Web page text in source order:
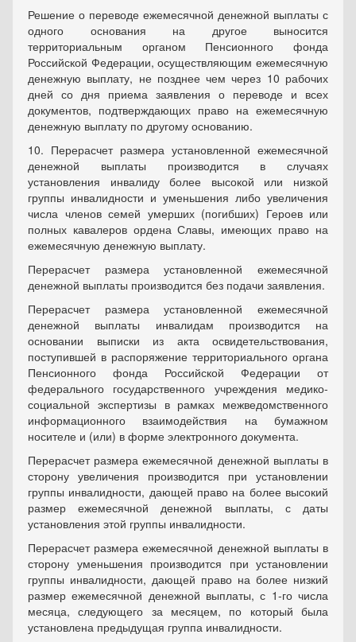
Решение о переводе ежемесячной денежной выплаты с
одного основания на другое выносится
территориальным органом Пенсионного фонда
Российской Федерации, осуществляющим ежемесячную
денежную выплату, не позднее чем через 10 рабочих
дней со дня приема заявления о переводе и всех
документов, подтверждающих право на ежемесячную
денежную выплату по другому основанию.
10. Перерасчет размера установленной ежемесячной
денежной выплаты производится в случаях
установления инвалиду более высокой или низкой
группы инвалидности и уменьшения либо увеличения
числа членов семей умерших (погибших) Героев или
полных кавалеров ордена Славы, имеющих право на
ежемесячную денежную выплату.
Перерасчет размера установленной ежемесячной
денежной выплаты производится без подачи заявления.
Перерасчет размера установленной ежемесячной
денежной выплаты инвалидам производится на
основании выписки из акта освидетельствования,
поступившей в распоряжение территориального органа
Пенсионного фонда Российской Федерации от
федерального государственного учреждения медико-
социальной экспертизы в рамках межведомственного
информационного взаимодействия на бумажном
носителе и (или) в форме электронного документа.
Перерасчет размера ежемесячной денежной выплаты в
сторону увеличения производится при установлении
группы инвалидности, дающей право на более высокий
размер ежемесячной денежной выплаты, с даты
установления этой группы инвалидности.
Перерасчет размера ежемесячной денежной выплаты в
сторону уменьшения производится при установлении
группы инвалидности, дающей право на более низкий
размер ежемесячной денежной выплаты, с 1-го числа
месяца, следующего за месяцем, по который была
установлена предыдущая группа инвалидности.